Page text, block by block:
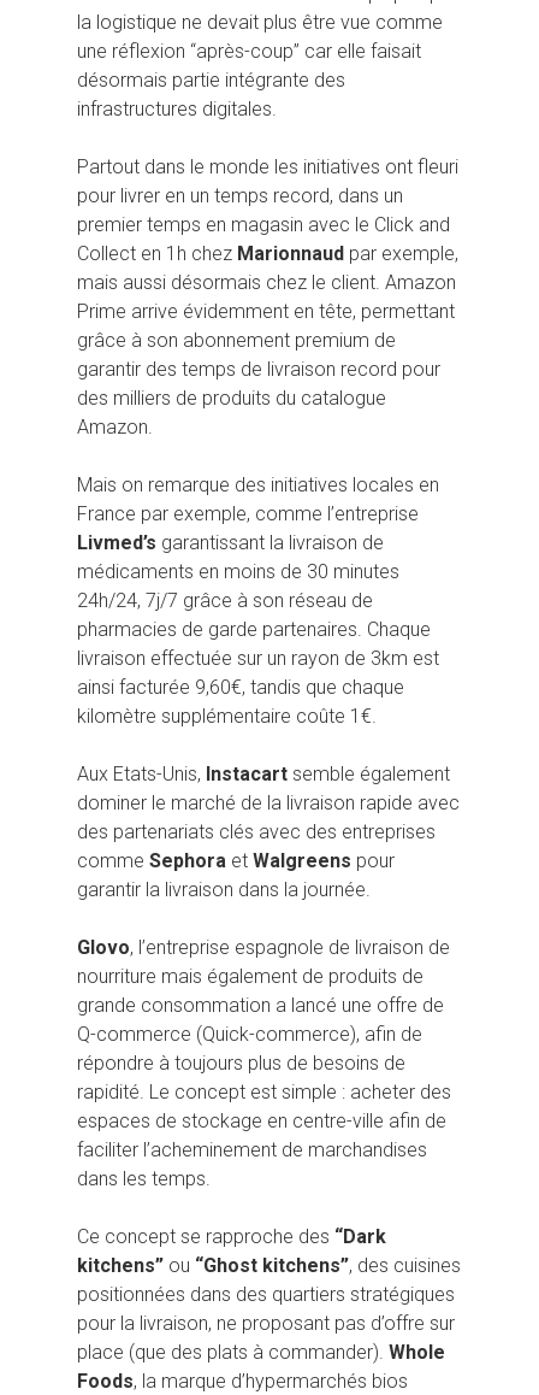
la logistique ne devait plus être vue comme
une réflexion “après-coup” car elle faisait
désormais partie intégrante des
infrastructures digitales.
Partout dans le monde les initiatives ont fleuri
pour livrer en un temps record, dans un
premier temps en magasin avec le Click and
Collect en 1h chez Marionnaud par exemple,
mais aussi désormais chez le client. Amazon
Prime arrive évidemment en tête, permettant
grâce à son abonnement premium de
garantir des temps de livraison record pour
des milliers de produits du catalogue
Amazon.
Mais on remarque des initiatives locales en
France par exemple, comme l’entreprise
Livmed’s garantissant la livraison de
médicaments en moins de 30 minutes
24h/24, 7j/7 grâce à son réseau de
pharmacies de garde partenaires. Chaque
livraison effectuée sur un rayon de 3km est
ainsi facturée 9,60€, tandis que chaque
kilomètre supplémentaire coûte 1€.
Aux Etats-Unis, Instacart semble également
dominer le marché de la livraison rapide avec
des partenariats clés avec des entreprises
comme Sephora et Walgreens pour
garantir la livraison dans la journée.
Glovo, l’entreprise espagnole de livraison de
nourriture mais également de produits de
grande consommation a lancé une offre de
Q-commerce (Quick-commerce), afin de
répondre à toujours plus de besoins de
rapidité. Le concept est simple : acheter des
espaces de stockage en centre-ville afin de
faciliter l’acheminement de marchandises
dans les temps.
Ce concept se rapproche des “Dark
kitchens” ou “Ghost kitchens”, des cuisines
positionnées dans des quartiers stratégiques
pour la livraison, ne proposant pas d’offre sur
place (que des plats à commander). Whole
Foods, la marque d’hypermarchés bios